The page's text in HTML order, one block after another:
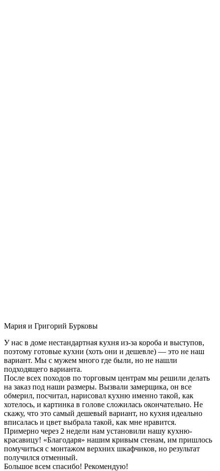
Мария и Григорий Бурковы
У нас в доме нестандартная кухня из-за короба и выступов,
поэтому готовые кухни (хоть они и дешевле) — это не наш
вариант. Мы с мужем много где были, но не нашли
подходящего варианта.
После всех походов по торговым центрам мы решили делать
на заказ под наши размеры. Вызвали замерщика, он все
обмерил, посчитал, нарисовал кухню именно такой, как
хотелось, и картинка в голове сложилась окончательно. Не
скажу, что это самый дешевый вариант, но кухня идеально
вписалась и цвет выбрала такой, как мне нравится.
Примерно через 2 недели нам установили нашу кухню-
красавицу! «Благодаря» нашим кривым стенам, им пришлось
помучиться с монтажом верхних шкафчиков, но результат
получился отменный.
Большое всем спасибо! Рекомендую!